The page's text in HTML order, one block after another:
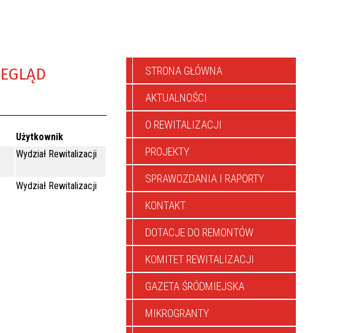
Użytkownik
Wydział Rewitalizacji
Wydział Rewitalizacji
STRONA GŁÓWNA
AKTUALNOŚCI
O REWITALIZACJI
PROJEKTY
SPRAWOZDANIA I RAPORTY
KONTAKT
DOTACJE DO REMONTÓW
KOMITET REWITALIZACJI
GAZETA ŚRÓDMIEJSKA
MIKROGRANTY